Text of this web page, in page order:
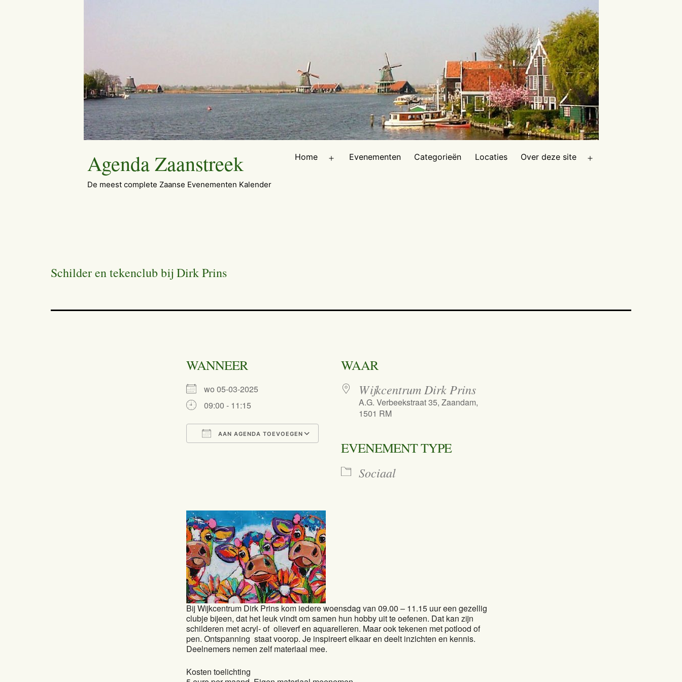
Agenda Zaanstreek
De meest complete Zaanse Evenementen Kalender
Home Evenementen Categorieën Locaties Over deze site
Schilder en tekenclub bij Dirk Prins
WANNEER
wo 05-03-2025
09:00 - 11:15
AAN AGENDA TOEVOEGEN
Google Calendar
WAAR
Wijkcentrum Dirk Prins
A.G. Verbeekstraat 35, Zaandam,
1501 RM
EVENEMENT TYPE
Sociaal
Bij Wijkcentrum Dirk Prins kom iedere woensdag van 09.00 – 11.15 uur een gezellig
clubje bijeen, dat het leuk vindt om samen hun hobby uit te oefenen. Dat kan zijn
schilderen met acryl- of olieverf en aquarelleren. Maar ook tekenen met potlood of
pen. Ontspanning staat voorop. Je inspireert elkaar en deelt inzichten en kennis.
Deelnemers nemen zelf materiaal mee.
Kosten toelichting